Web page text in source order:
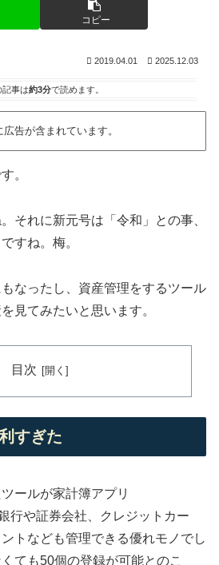
コピー
2019.04.01 2025.12.03
記事は約3分で読めます。
告が含まれています。
。
それに新元号は「令和」との事、
すね。梅。
なったし、資産管理をするツール
見てみたいと思います。
目次
すぎた
ールが家計簿アプリ
行や証券会社、クレジットカー
トなども管理できる優れモノでし
ても50個の登録が可能とのこ